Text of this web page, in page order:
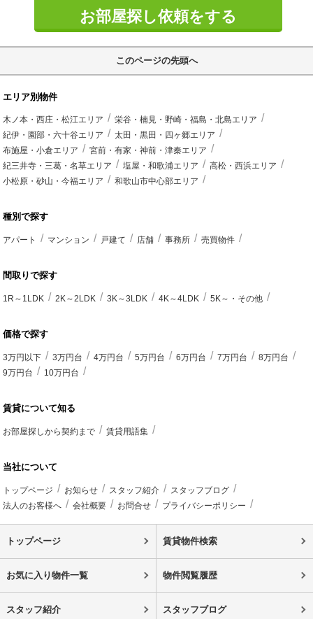
お部屋探し依頼をする
このページの先頭へ
エリア別物件
木ノ本・西庄・松江エリア
栄谷・楠見・野崎・福島・北島エリア
紀伊・園部・六十谷エリア
太田・黒田・四ヶ郷エリア
布施屋・小倉エリア
宮前・有家・神前・津秦エリア
紀三井寺・三葛・名草エリア
塩屋・和歌浦エリア
高松・西浜エリア
小松原・砂山・今福エリア
和歌山市中心部エリア
種別で探す
アパート マンション 戸建て 店舗 事務所 売買物件
間取りで探す
1R～1LDK 2K～2LDK 3K～3LDK 4K～4LDK 5K～・その他
価格で探す
3万円以下 3万円台 4万円台 5万円台 6万円台 7万円台
8万円台
9万円台
10万円台
賃貸について知る
お部屋探しから契約まで 賃貸用語集
当社について
トップページ お知らせ スタッフ紹介
スタッフブログ
法人のお客様へ
会社概要 お問合せ プライバシーポリシー
トップページ 賃貸物件検索
お気に入り物件一覧 物件閲覧履歴
スタッフ紹介 スタッフブログ